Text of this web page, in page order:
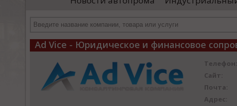
департамента продаж и контрактации
Ad Vice - Юридическое и финансовое
Телефон:
Сайт:
Почта:
Адрес: